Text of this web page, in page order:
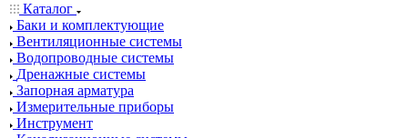
Каталог
Баки и комплектующие
Вентиляционные системы
Водопроводные системы
Дренажные системы
Запорная арматура
Измерительные приборы
Инструмент